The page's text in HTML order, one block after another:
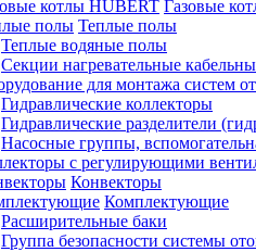
Газовые
Теплые полы
Теплые водяные полы
Секции нагревательные
Гидравлические коллекторы
Гидравлические разделители
Насосные группы,
Конвекторы
Комплектующие
Расширительные баки
Группа безопасности системы